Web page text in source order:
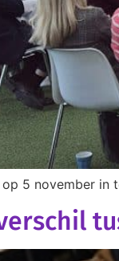
5 november in